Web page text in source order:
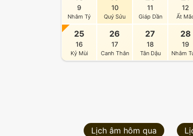
9
Nhâm Tý
10
Quý Sửu
11
Giáp Dần
12
Ất
25
16
Kỷ Mùi
26
17
Canh Thân
27
18
Tân Dậu
28
19
Nhâm
Lịch âm hôm qua